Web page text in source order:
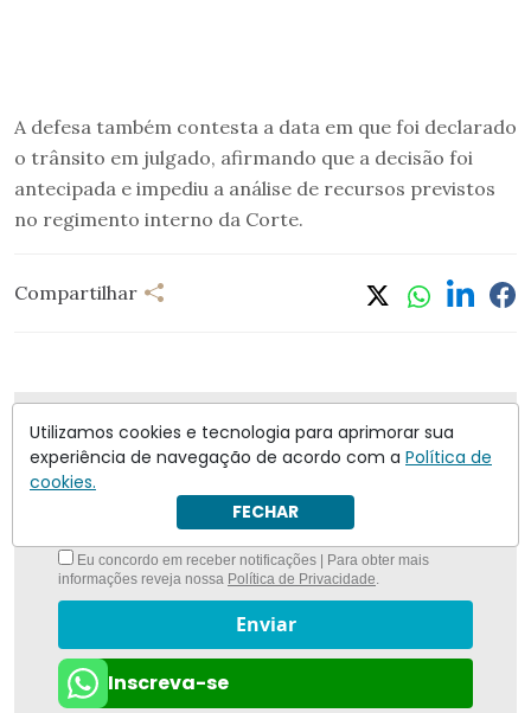
A defesa também contesta a data em que foi declarado
o trânsito em julgado, afirmando que a decisão foi
antecipada e impediu a análise de recursos previstos
no regimento interno da Corte.
Compartilhar
Nunca foi tão fácil ficar bem informado com
Antagonista
Eu concordo em receber notificações | Para obter mais
informações reveja nossa Política de Privacidade.
Enviar
Inscreva-se
Utilizamos cookies e tecnologia para aprimorar sua
experiência de navegação de acordo com a Política de
cookies.
FECHAR